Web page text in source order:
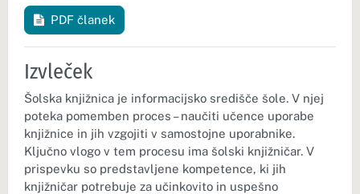
PDF članek
Izvleček
Šolska knjižnica je informacijsko središče šole. V njej
poteka pomemben proces – naučiti učence uporabe
knjižnice in jih vzgojiti v samostojne uporabnike.
Ključno vlogo v tem procesu ima šolski knjižničar. V
prispevku so predstavljene kompetence, ki jih
knjižničar potrebuje za učinkovito in uspešno